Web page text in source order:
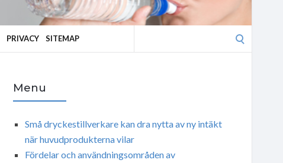
PRIVACY SITEMAP
Menu
Små dryckestillverkare kan dra nytta av ny intäkt
när huvudprodukterna vilar
Fördelar och användningsområden av